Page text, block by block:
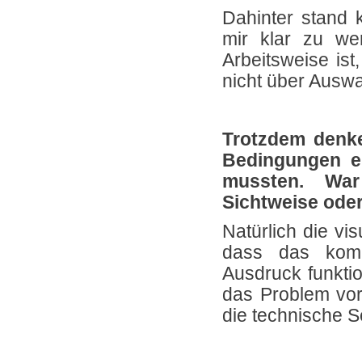
Dahinter stand
mir klar zu
Arbeitsweise
nicht über
Trotzdem
Bedingungen
mussten.
Sichtweise
Natürlich die
dass das
Ausdruck
das Problem
die technische